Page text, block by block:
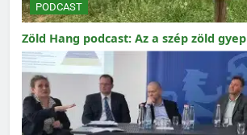
PODCAST
Zöld Hang podcast: Az a szép zöld gyep